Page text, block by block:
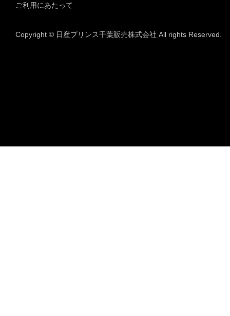
ご利用にあたって
Copyright © 日産プリンス千葉販売株式会社 All rights Reserved.